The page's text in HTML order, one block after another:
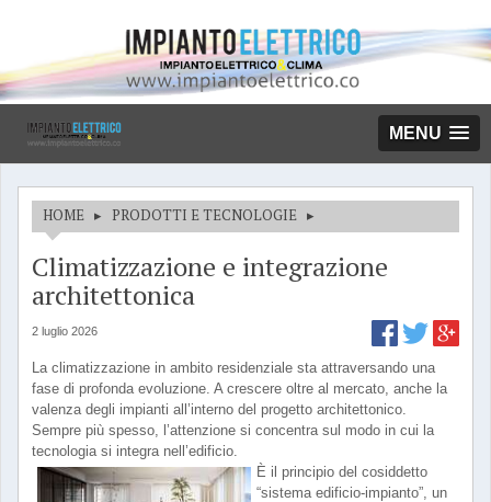
MENU
HOME ▸ PRODOTTI E TECNOLOGIE ▸
Climatizzazione e integrazione
architettonica
2 luglio 2026
La climatizzazione in ambito residenziale sta attraversando una
fase di profonda evoluzione. A crescere oltre al mercato, anche la
valenza degli impianti all’interno del progetto architettonico.
Sempre più spesso, l’attenzione si concentra sul modo in cui la
tecnologia si integra nell’edificio.
È il principio del cosiddetto
“sistema edificio-impianto”, un